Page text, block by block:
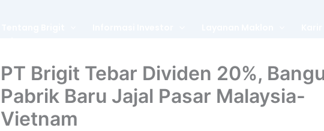
PT Brigit Tebar Dividen 20%,
Pabrik Baru Jajal Pasar Malaysia-
Vietnam